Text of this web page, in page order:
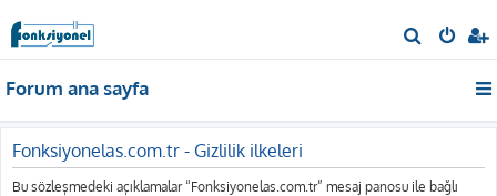
r
Forum ana sayfa
Fonksiyonelas.com.tr - Gizlilik ilkeleri
Bu sözleşmedeki açıklamalar “Fonksiyonelas.com.tr” mesaj panosu ile bağlı